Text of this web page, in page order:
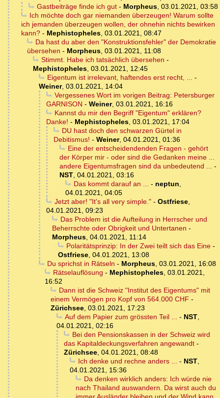
Gastbeiträge finde ich gut- Morpheus, 03.01.2021, 03:58
Ich möchte doch gar niemanden überzeugen! Warum sollte
ich jemanden überzeugen wollen, der ohnehin nichts bewirken
kann? - Mephistopheles, 03.01.2021, 08:47
Da hast du aber den "Konstruktionsfehler" der Demokratie
übersehen - Morpheus, 03.01.2021, 11:08
Stimmt. Habe ich tatsächlich übersehen -
Mephistopheles, 03.01.2021, 12:45
Eigentum ist irrelevant, haftendes erst recht, ... -
Weiner, 03.01.2021, 14:04
Vergessenes Wort im vorigen Beitrag: Petersburger
GARNISON - Weiner, 03.01.2021, 16:16
Kannst du mir den Begriff "Eigentum" erklären?
Danke! - Mephistopheles, 03.01.2021, 17:04
DU hast doch den schwarzen Gürtel in
Debitismus! - Weiner, 04.01.2021, 01:36
Eine der entscheidendenden Fragen - gehört
der Körper mir - oder sind die Gedanken meine ...
andere Eigentumsfragen sind da unbedeutend ... -
NST, 04.01.2021, 03:16
Das kommt darauf an ... - neptun,
04.01.2021, 04:05
Jetzt aber! "It's all very simple."- Ostfriese,
04.01.2021, 09:23
Das Problem ist die Aufteilung in Herrscher und
Beherrschte oder Obrigkeit und Untertanen -
Morpheus, 04.01.2021, 11:14
Polaritätsprinzip: In der Zwei teilt sich das Eine-
Ostfriese, 04.01.2021, 13:08
Du sprichst in Rätseln - Morpheus, 03.01.2021, 16:08
Rätselauflösung - Mephistopheles, 03.01.2021,
16:52
Dann ist die Schweiz "Institut des Eigentums" mit
einem Vermögen pro Kopf von 564.000 CHF -
Zürichsee, 03.01.2021, 17:23
Auf dem Papier zum grössten Teil ... - NST,
04.01.2021, 02:16
Bei den Pensionskassen in der Schweiz wird
das Kapitaldeckungsverfahren angewandt -
Zürichsee, 04.01.2021, 08:48
Ich denke und rechne anders ... - NST,
04.01.2021, 15:36
Da denken wirklich anders: Ich würde nie
nach Thailand auswandern. Da wirst auch du